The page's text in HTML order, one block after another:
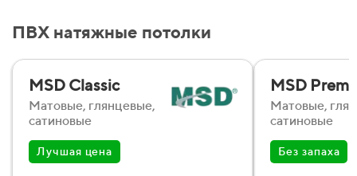
ПВХ натяжные потолки
MSD Classic
Матовые, глянцевые,
сатиновые
Лучшая цена
MSD
Матовые,
сатиновые
Без запаха